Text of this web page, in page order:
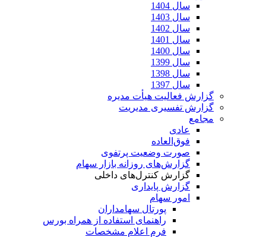
سال 1404
سال 1403
سال 1402
سال 1401
سال 1400
سال 1399
سال 1398
سال 1397
گزارش فعالیت هیأت مدیره
گزارش تفسیری مدیریت
مجامع
عادی
فوق‌العاده
صورت وضعیت پرتفوی
گزارش‌های روزانه بازار سهام
گزارش کنترل‌های داخلی
گزارش پایداری
امور سهام
پورتال سهامداران
راهنمای استفاده از همراه بورس
فرم اعلام مشخصات